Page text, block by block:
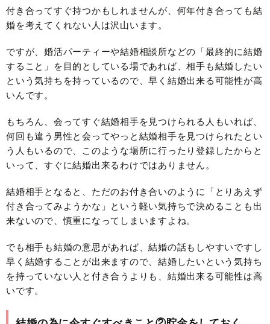
付き合ってすぐ持つかもしれませんが、何年付き合っても結
婚を考えてくれない人は沢山います。
ですが、婚活パーティーや結婚相談所などの「最終的に結婚
すること」を目的としている場であれば、相手も結婚したい
という気持ちを持っているので、早く結婚出来る可能性が高
いんです。
もちろん、会ってすぐ結婚相手を見つけられる人もいれば、
何回も違う男性と会ってやっと結婚相手を見つけられたとい
う人もいるので、このような場所に行ったり登録したからと
いって、すぐに結婚出来るわけではありません。
結婚相手となると、ただのお付き合いのように「とりあえず
付き合ってみようかな」という軽い気持ちで決めることも出
来ないので、慎重になってしまいますよね。
でも相手も結婚の意思があれば、結婚の話もしやすいですし
早く結婚することが出来ますので、結婚したいという気持ち
を持っていない人と付き合うよりも、結婚出来る可能性は高
いです。